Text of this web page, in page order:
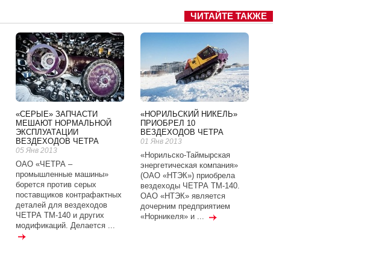
ЧИТАЙТЕ ТАКЖЕ
«СЕРЫЕ» ЗАПЧАСТИ
МЕШАЮТ НОРМАЛЬНОЙ
ЭКСПЛУАТАЦИИ
ВЕЗДЕХОДОВ ЧЕТРА
05 Янв 2013
ОАО «ЧЕТРА –
промышленные машины»
борется против серых
поставщиков контрафактных
деталей для вездеходов
ЧЕТРА ТМ-140 и других
модификаций. Делается ...
«НОРИЛЬСКИЙ НИКЕЛЬ»
ПРИОБРЕЛ 10
ВЕЗДЕХОДОВ ЧЕТРА
01 Янв 2013
«Норильско-Таймырская
энергетическая компания»
(ОАО «НТЭК») приобрела
вездеходы ЧЕТРА ТМ-140.
ОАО «НТЭК» является
дочерним предприятием
«Норникеля» и ...